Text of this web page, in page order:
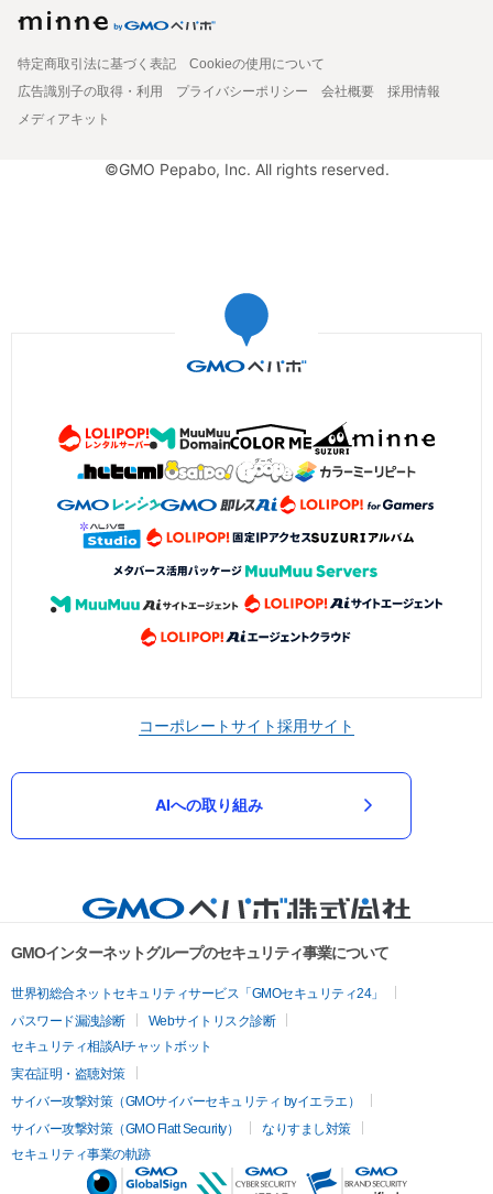
特定商取引法に基づく表記
Cookieの使用について
広告識別子の取得・利用
プライバシーポリシー 会社概要
採用情報
メディアキット
©GMO Pepabo, Inc. All rights reserved.
コーポレートサイト採用サイト
AIへの取り組み
GMOインターネットグループのセキュリティ事業について
世界初総合ネットセキュリティサービス「GMOセキュリティ24」
パスワード漏洩診断
Webサイトリスク診断
セキュリティ相談AIチャットボット
実在証明・盗聴対策
サイバー攻撃対策（GMOサイバーセキュリティ byイエラエ）
サイバー攻撃対策（GMO Flatt Security）
なりすまし対策
セキュリティ事業の軌跡